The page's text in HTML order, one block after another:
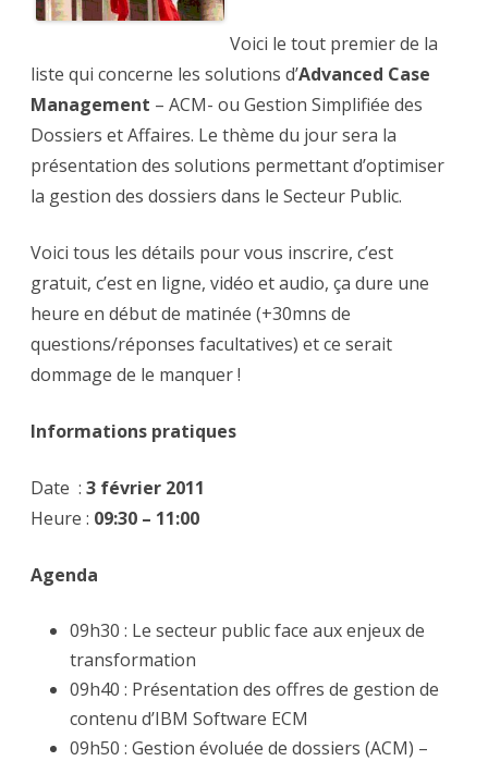
Voici le tout premier de la
liste qui concerne les solutions d’Advanced Case
Management – ACM- ou Gestion Simplifiée des
Dossiers et Affaires. Le thème du jour sera la
présentation des solutions permettant d’optimiser
la gestion des dossiers dans le Secteur Public.
Voici tous les détails pour vous inscrire, c’est
gratuit, c’est en ligne, vidéo et audio, ça dure une
heure en début de matinée (+30mns de
questions/réponses facultatives) et ce serait
dommage de le manquer !
Informations pratiques
Date : 3 février 2011
Heure : 09:30 – 11:00
Agenda
09h30 : Le secteur public face aux enjeux de
transformation
09h40 : Présentation des offres de gestion de
contenu d’IBM Software ECM
09h50 : Gestion évoluée de dossiers (ACM) –